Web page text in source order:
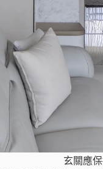
玄關應